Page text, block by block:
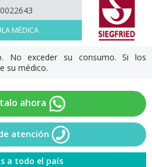
MÉDICA
No exceder su consumo. Si los
su médico.
ahora
atención
a todo el país